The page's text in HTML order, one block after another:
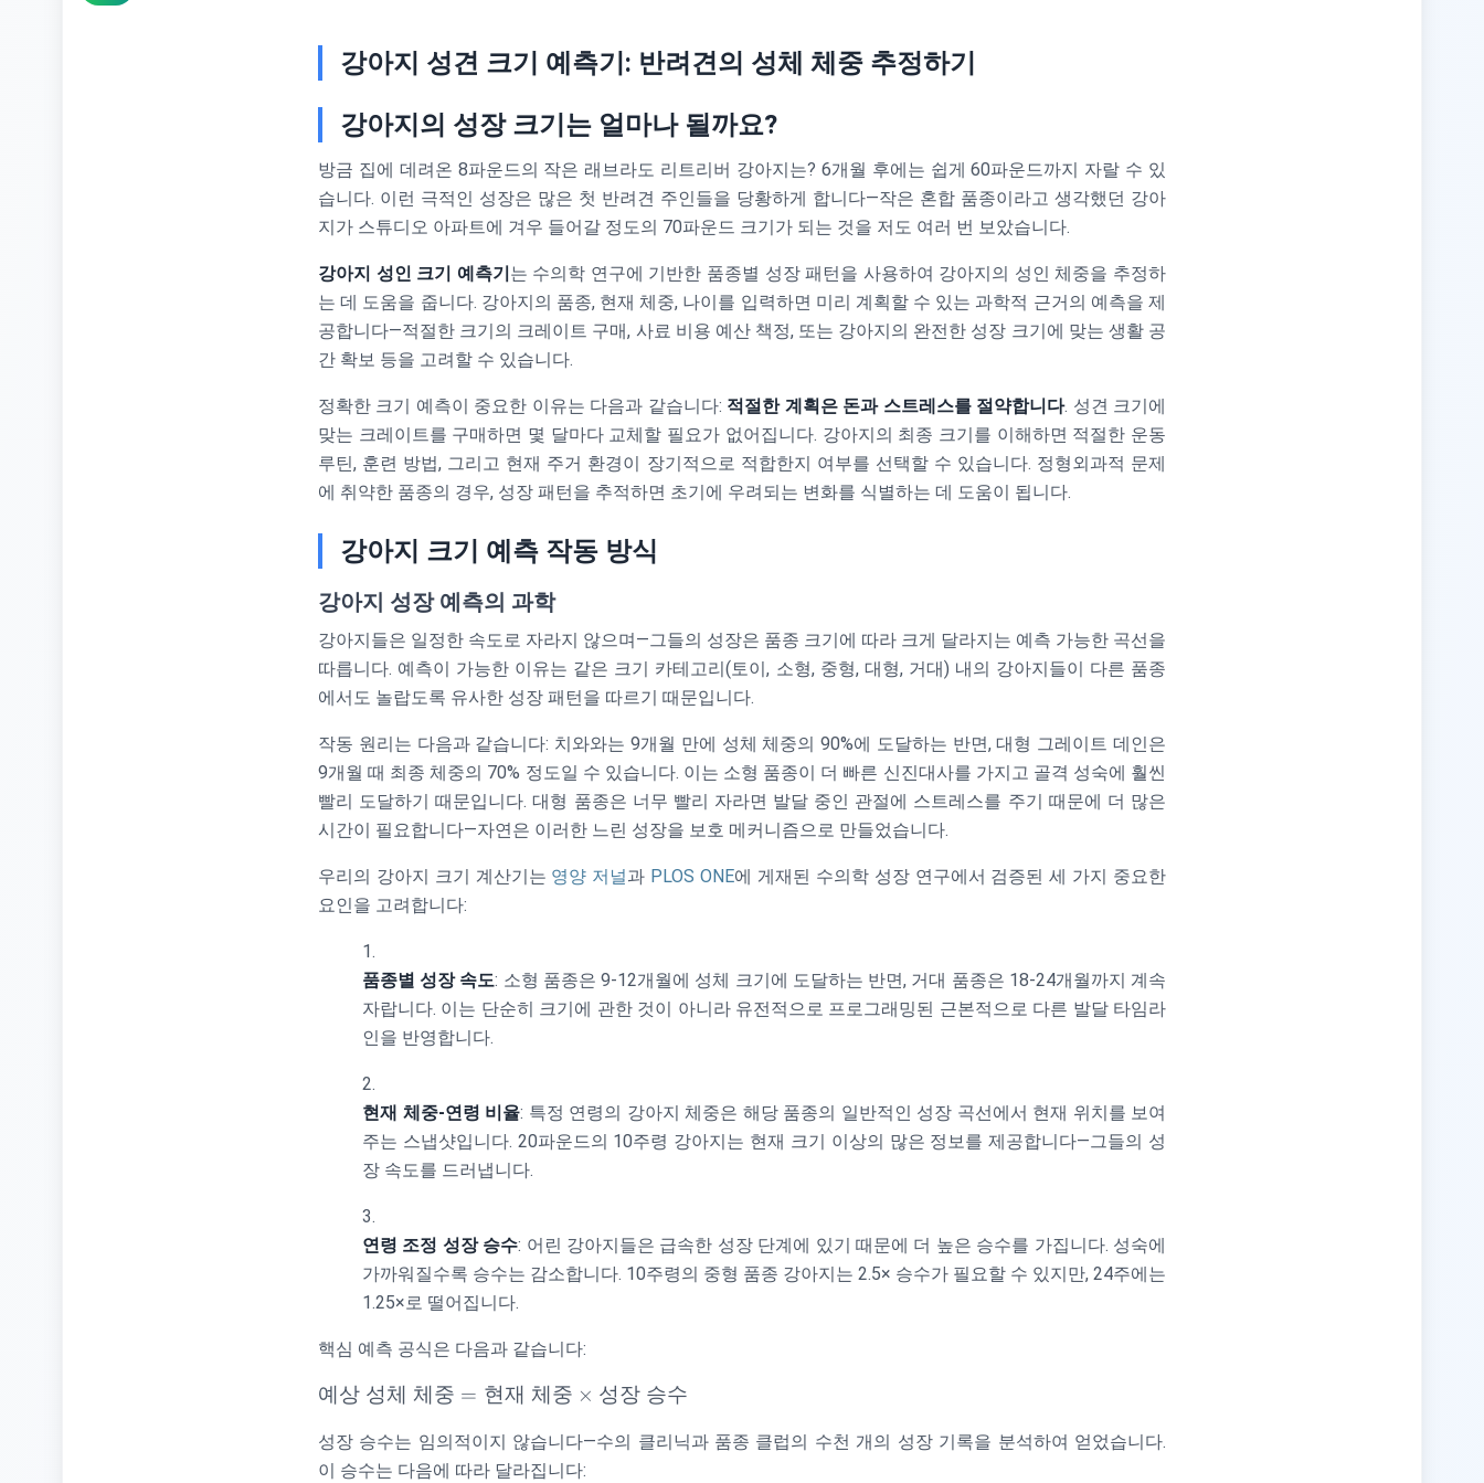
강아지 성견 크기 예측기: 반려견의 성체 체중 추정하기
강아지의 성장 크기는 얼마나 될까요?
방금 집에 데려온 8파운드의 작은 래브라도 리트리버 강아지는? 6개월 후에는 쉽게 60파운드까지 자랄 수 있
습니다. 이런 극적인 성장은 많은 첫 반려견 주인들을 당황하게 합니다—작은 혼합 품종이라고 생각했던 강아
지가 스튜디오 아파트에 겨우 들어갈 정도의 70파운드 크기가 되는 것을 저도 여러 번 보았습니다.
강아지 성인 크기 예측기는 수의학 연구에 기반한 품종별 성장 패턴을 사용하여 강아지의 성인 체중을 추정하
는 데 도움을 줍니다. 강아지의 품종, 현재 체중, 나이를 입력하면 미리 계획할 수 있는 과학적 근거의 예측을 제
공합니다—적절한 크기의 크레이트 구매, 사료 비용 예산 책정, 또는 강아지의 완전한 성장 크기에 맞는 생활 공
간 확보 등을 고려할 수 있습니다.
정확한 크기 예측이 중요한 이유는 다음과 같습니다: 적절한 계획은 돈과 스트레스를 절약합니다. 성견 크기에
맞는 크레이트를 구매하면 몇 달마다 교체할 필요가 없어집니다. 강아지의 최종 크기를 이해하면 적절한 운동
루틴, 훈련 방법, 그리고 현재 주거 환경이 장기적으로 적합한지 여부를 선택할 수 있습니다. 정형외과적 문제
에 취약한 품종의 경우, 성장 패턴을 추적하면 초기에 우려되는 변화를 식별하는 데 도움이 됩니다.
강아지 크기 예측 작동 방식
강아지 성장 예측의 과학
강아지들은 일정한 속도로 자라지 않으며—그들의 성장은 품종 크기에 따라 크게 달라지는 예측 가능한 곡선을
따릅니다. 예측이 가능한 이유는 같은 크기 카테고리(토이, 소형, 중형, 대형, 거대) 내의 강아지들이 다른 품종
에서도 놀랍도록 유사한 성장 패턴을 따르기 때문입니다.
작동 원리는 다음과 같습니다: 치와와는 9개월 만에 성체 체중의 90%에 도달하는 반면, 대형 그레이트 데인은
9개월 때 최종 체중의 70% 정도일 수 있습니다. 이는 소형 품종이 더 빠른 신진대사를 가지고 골격 성숙에 훨씬
빨리 도달하기 때문입니다. 대형 품종은 너무 빨리 자라면 발달 중인 관절에 스트레스를 주기 때문에 더 많은
시간이 필요합니다—자연은 이러한 느린 성장을 보호 메커니즘으로 만들었습니다.
우리의 강아지 크기 계산기는 영양 저널과 PLOS ONE에 게재된 수의학 성장 연구에서 검증된 세 가지 중요한
요인을 고려합니다:
품종별 성장 속도: 소형 품종은 9-12개월에 성체 크기에 도달하는 반면, 거대 품종은 18-24개월까지 계속
자랍니다. 이는 단순히 크기에 관한 것이 아니라 유전적으로 프로그래밍된 근본적으로 다른 발달 타임라
인을 반영합니다.
현재 체중-연령 비율: 특정 연령의 강아지 체중은 해당 품종의 일반적인 성장 곡선에서 현재 위치를 보여
주는 스냅샷입니다. 20파운드의 10주령 강아지는 현재 크기 이상의 많은 정보를 제공합니다—그들의 성
장 속도를 드러냅니다.
연령 조정 성장 승수: 어린 강아지들은 급속한 성장 단계에 있기 때문에 더 높은 승수를 가집니다. 성숙에
가까워질수록 승수는 감소합니다. 10주령의 중형 품종 강아지는 2.5× 승수가 필요할 수 있지만, 24주에는
1.25×로 떨어집니다.
핵심 예측 공식은 다음과 같습니다:
\text{예
체중} =
\text{현
예상 성체 체중 = 현재 체중 × 성장 승수
성장 승수는 임의적이지 않습니다—수의 클리닉과 품종 클럽의 수천 개의 성장 기록을 분석하여 얻었습니다.
이 승수는 다음에 따라 달라집니다: